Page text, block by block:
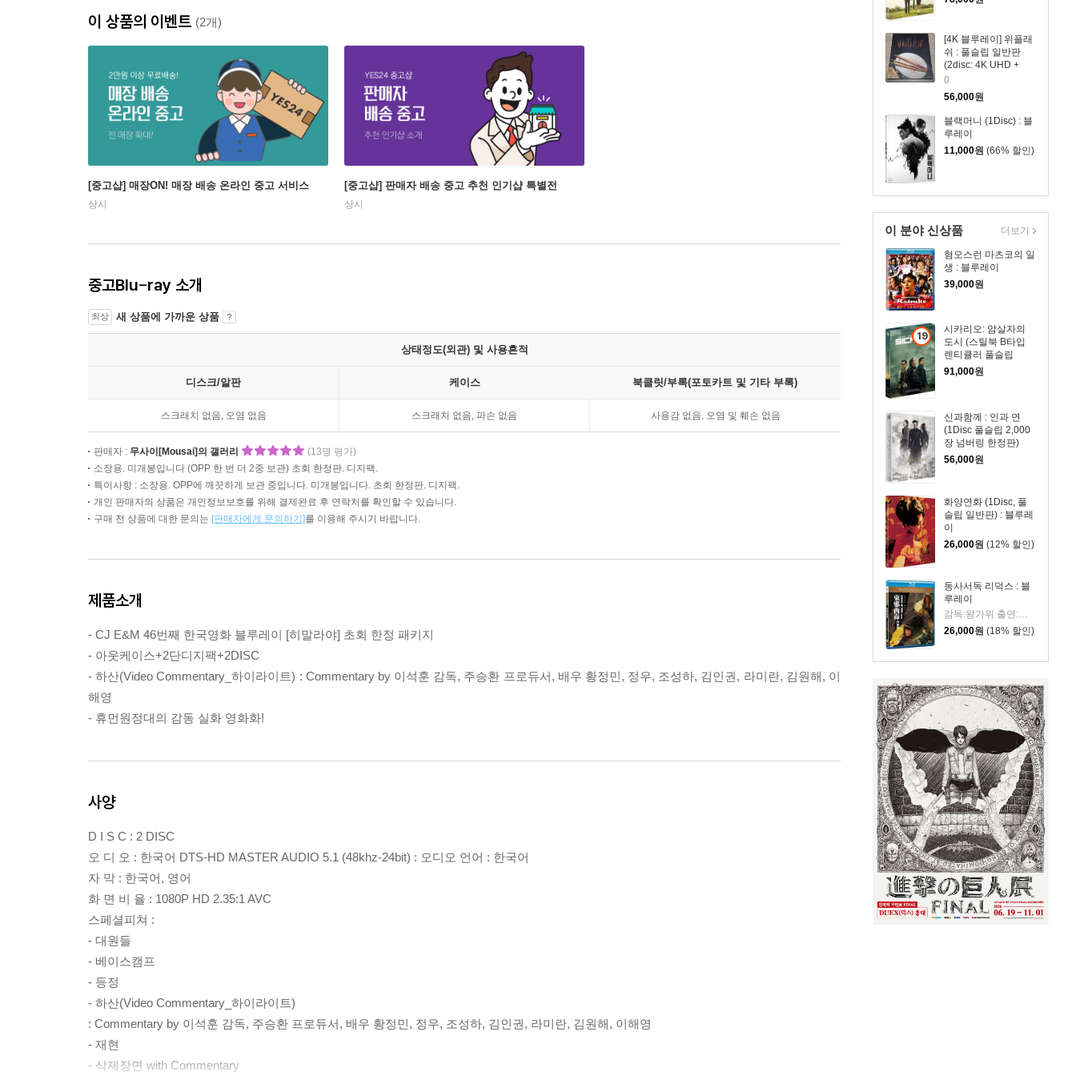
[4K 블루레이] 위플래
쉬 : 풀슬립 일반판
(2disc: 4K UHD +
2D)
0
56,000원
블랙머니 (1Disc) : 블
루레이
11,000원 (66% 할인)
이 분야 신상품
혐오스런 마츠코의 일
생 : 블루레이
39,000원
19
세
이
상
품
시카리오: 암살자의
도시 (스틸북 B타입
렌티큘러 풀슬립
1,100장 넘버링 한정
91,000원
신과함께 : 인과 연
(1Disc 풀슬립 2,000
장 넘버링 한정판)
56,000원
화양연화 (1Disc, 풀
슬립 일반판) : 블루레
이
26,000원 (12% 할인)
동사서독 리덕스 : 블
루레이
감독:왕가위 출연:장국영, 장만옥, 장학우
26,000원 (18% 할인)
더보기
이 상품의 이벤트 (2개)
[중고샵] 매장ON! 매장 배송 온라인 중고 서비스
상시
[중고샵] 판매자 배송 중고 추천 인기샵 특별전
상시
중고Blu-ray 소개
최상 새 상품에 가까운 상품
상태정도(외관) 및 사용흔적
디스크/알판 케이스 북클릿/부록(포토카트 및 기타 부록)
스크래치 없음, 오염 없음 스크래치 없음, 파손 없음 사용감 없음, 오염 및 훼손 없음
판매자 : 무사이[Mousai]의 갤러리
(13명 평가)
소장용. 미개봉입니다 (OPP 한 번 더 2중 보관) 초회 한정판. 디지팩.
특이사항 : 소장용. OPP에 깨끗하게 보관 중입니다. 미개봉입니다. 초회 한정판. 디지팩.
개인 판매자의 상품은 개인정보보호를 위해 결제완료 후 연락처를 확인할 수 있습니다.
구매 전 상품에 대한 문의는 [판매자에게 문의하기]를 이용해 주시기 바랍니다.
제품소개
- CJ E&M 46번째 한국영화 블루레이 [히말라야] 초회 한정 패키지
- 아웃케이스+2단디지팩+2DISC
- 하산(Video Commentary_하이라이트) : Commentary by 이석훈 감독, 주승환 프로듀서, 배우 황정민, 정우, 조성하, 김인권, 라미란, 김원해, 이
해영
- 휴먼원정대의 감동 실화 영화화!
사양
D I S C : 2 DISC
오 디 오 : 한국어 DTS-HD MASTER AUDIO 5.1 (48khz-24bit) : 오디오 언어 : 한국어
자 막 : 한국어, 영어
화 면 비 율 : 1080P HD 2.35:1 AVC
스페셜피쳐 :
- 대원들
- 베이스캠프
- 등정
- 하산(Video Commentary_하이라이트)
: Commentary by 이석훈 감독, 주승환 프로듀서, 배우 황정민, 정우, 조성하, 김인권, 라미란, 김원해, 이해영
- 재현
- 삭제장면 with Commentary